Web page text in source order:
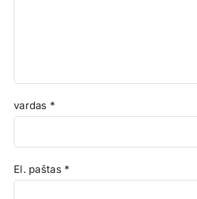
vardas *
El. paštas *